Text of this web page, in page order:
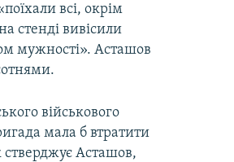
всі, окрім
стенді вивісили
мужності». Асташов
військового
мала б втратити
Асташов,